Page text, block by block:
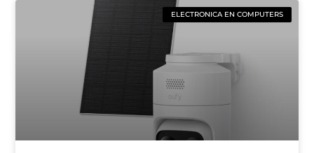
ELECTRONICA EN COMPUTERS